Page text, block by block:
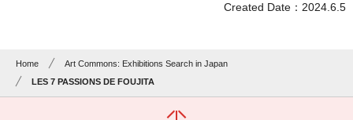
Created Date：2024.6.5
Home
Art Commons: Exhibitions Search in Japan
LES 7 PASSIONS DE FOUJITA